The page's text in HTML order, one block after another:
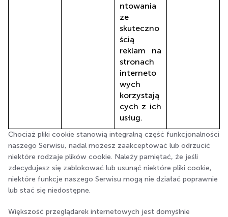
ntowania
ze
skuteczno
ścią
reklam na
stronach
interneto
wych
korzystają
cych z ich
usług.
Chociaż pliki cookie stanowią integralną część funkcjonalności
naszego Serwisu, nadal możesz zaakceptować lub odrzucić
niektóre rodzaje plików cookie. Należy pamiętać, że jeśli
zdecydujesz się zablokować lub usunąć niektóre pliki cookie,
niektóre funkcje naszego Serwisu mogą nie działać poprawnie
lub stać się niedostępne.
Większość przeglądarek internetowych jest domyślnie